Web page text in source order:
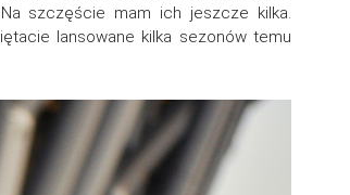
szczęście mam ich jeszcze kilka.
lansowane kilka sezonów temu